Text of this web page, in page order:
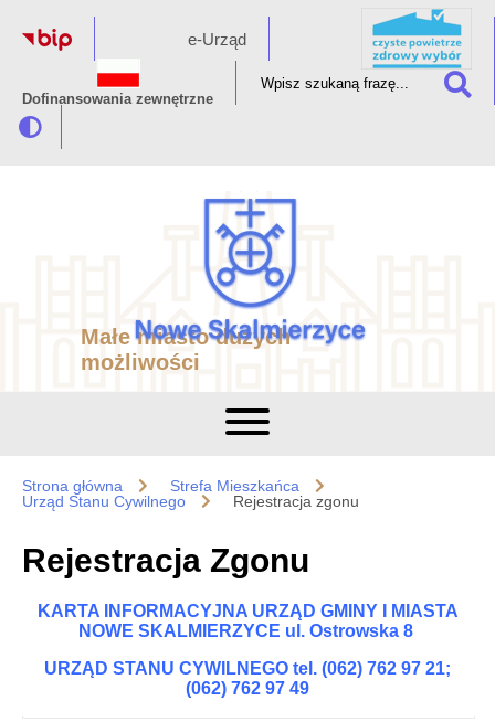
e-Urząd
Dofinansowania zewnętrzne
Małe miasto dużych
możliwości
Strona główna
Strefa Mieszkańca
Urząd Stanu Cywilnego
Rejestracja zgonu
Rejestracja Zgonu
KARTA INFORMACYJNA URZĄD GMINY I MIASTA
NOWE SKALMIERZYCE ul. Ostrowska 8
URZĄD STANU CYWILNEGO tel. (062) 762 97 21;
(062) 762 97 49